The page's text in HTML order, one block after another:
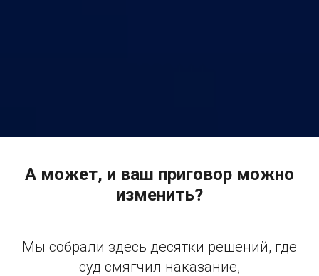
А может, и ваш приговор можно
изменить?
Мы собрали здесь десятки решений, где
суд смягчил наказание,